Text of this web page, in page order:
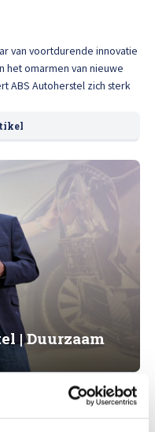
van voortdurende innovatie
het omarmen van nieuwe
ABS Autoherstel zich sterk
| Duurzaam